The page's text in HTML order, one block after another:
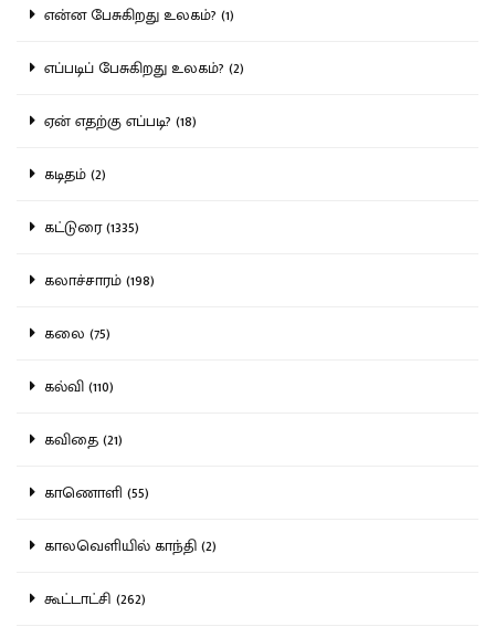
என்ன பேசுகிறது உலகம்? (1)
எப்படிப் பேசுகிறது உலகம்? (2)
ஏன் எதற்கு எப்படி? (18)
கடிதம் (2)
கட்டுரை (1335)
கலாச்சாரம் (198)
கலை (75)
கல்வி (110)
கவிதை (21)
காணொளி (55)
காலவெளியில் காந்தி (2)
கூட்டாட்சி (262)